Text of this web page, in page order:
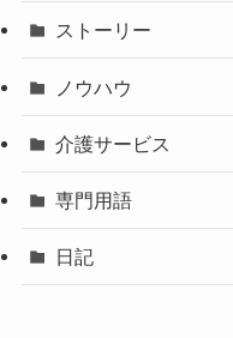
ストーリー
ノウハウ
介護サービス
専門用語
日記